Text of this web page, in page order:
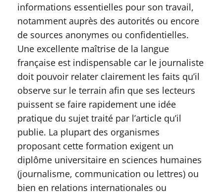
informations essentielles pour son travail,
notamment auprès des autorités ou encore
de sources anonymes ou confidentielles.
Une excellente maîtrise de la langue
française est indispensable car le journaliste
doit pouvoir relater clairement les faits qu’il
observe sur le terrain afin que ses lecteurs
puissent se faire rapidement une idée
pratique du sujet traité par l’article qu’il
publie. La plupart des organismes
proposant cette formation exigent un
diplôme universitaire en sciences humaines
(journalisme, communication ou lettres) ou
bien en relations internationales ou